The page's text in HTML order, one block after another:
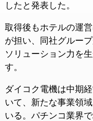
したと発表した。
取得後もホテルの運
が担い、同社グルー
ソリューション力を
す。
ダイコク電機は中期
いて、新たな事業領
いる。パチンコ業界